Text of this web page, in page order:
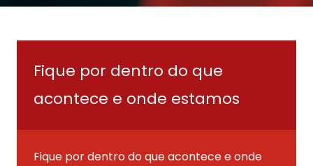
Fique por dentro do que
acontece e onde estamos
Fique por dentro do que acontece e onde